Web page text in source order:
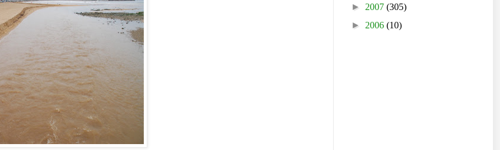
► 2007 (305)
► 2006 (10)